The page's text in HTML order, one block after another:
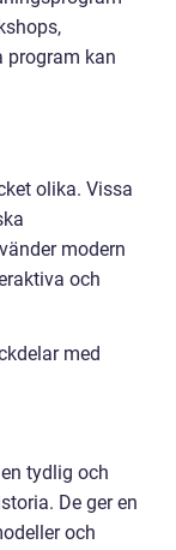
program kan
olika. Vissa
modern
och
med
tydlig och
De ger en
och